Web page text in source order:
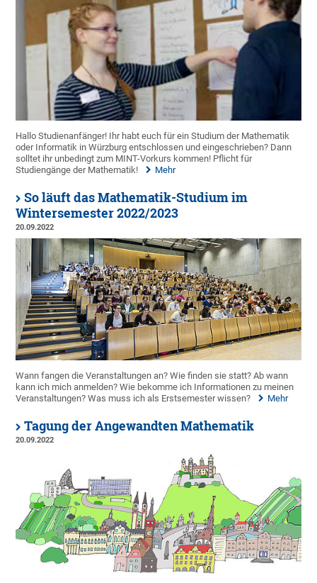
Hallo Studienanfänger! Ihr habt euch für ein Studium der Mathematik
oder Informatik in Würzburg entschlossen und eingeschrieben? Dann
solltet ihr unbedingt zum MINT-Vorkurs kommen! Pflicht für
Studiengänge der Mathematik!
Mehr
So läuft das Mathematik-Studium im
Wintersemester 2022/2023
20.09.2022
Wann fangen die Veranstaltungen an? Wie finden sie statt? Ab wann
kann ich mich anmelden? Wie bekomme ich Informationen zu meinen
Veranstaltungen? Was muss ich als Erstsemester wissen?
Mehr
Tagung der Angewandten Mathematik
20.09.2022